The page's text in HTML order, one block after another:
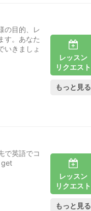
の目的、レ
す。あなた
いきましょ
レッスン
リクエスト
もっと見る
で英語でコ
get
レッスン
リクエスト
もっと見る